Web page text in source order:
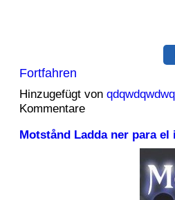
Fortfahren
Hinzugefügt von
Kommentare
Motstånd Ladda ner para el